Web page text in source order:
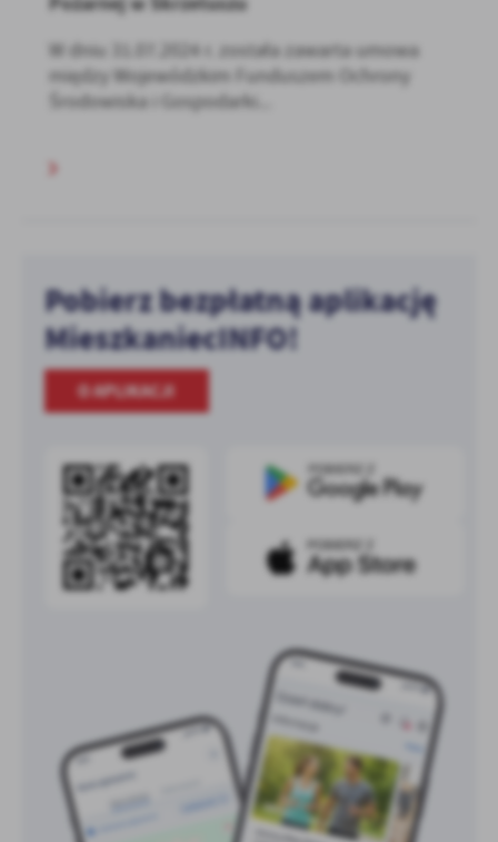
W dniu 31.07.2024 r. została zawarta umowa
między Wojewódzkim Funduszem Ochrony
Środowiska i Gospodarki...
Pobierz bezpłatną aplikację
MieszkaniecINFO!
O APLIKACJI